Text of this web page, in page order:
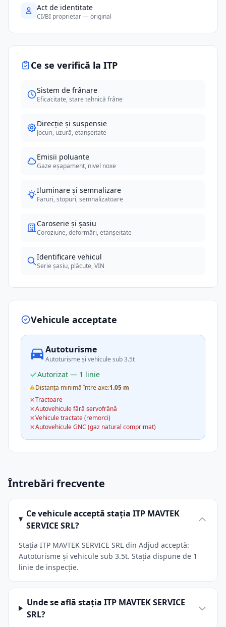
Act de identitate
CI/BI proprietar — original
Ce se verifică la ITP
Sistem de frânare
Eficacitate, stare tehnică frâne
Direcție și suspensie
Jocuri, uzură, etanșeitate
Emisii poluante
Gaze eșapament, nivel noxe
Iluminare și semnalizare
Faruri, stopuri, semnalizatoare
Caroserie și șasiu
Coroziune, deformări, etanșeitate
Identificare vehicul
Serie șasiu, plăcuțe, VIN
Vehicule acceptate
Autoturisme
Autoturisme și vehicule sub 3.5t
Autorizat — 1 linie
Distanța minimă între axe:1.05 m
Tractoare
Autovehicule fără servofrână
Vehicule tractate (remorci)
Autovehicule GNC (gaz natural comprimat)
Întrebări frecvente
Ce vehicule acceptă stația ITP MAVTEK
SERVICE SRL?
Stația ITP MAVTEK SERVICE SRL din Adjud acceptă:
Autoturisme și vehicule sub 3.5t. Stația dispune de 1
linie de inspecție.
Unde se află stația ITP MAVTEK SERVICE
SRL?